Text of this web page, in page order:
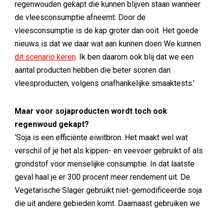
regenwouden gekapt die kunnen blijven staan wanneer
de vleesconsumptie afneemt. Door de
vleesconsumptie is de kap groter dan ooit. Het goede
nieuws is dat we daar wat aan kunnen doen We kunnen
dit scenario keren. Ik ben daarom ook blij dat we een
aantal producten hebben die beter scoren dan
vleesproducten, volgens onafhankelijke smaaktests.’
Maar voor sojaproducten wordt toch ook
regenwoud gekapt?
‘Soja is een efficiënte eiwitbron. Het maakt wel wat
verschil of je het als kippen- en veevoer gebruikt of als
grondstof voor menselijke consumptie. In dat laatste
geval haal je er 300 procent meer rendement uit. De
Vegetarische Slager gebruikt niet-gemodificeerde soja
die uit andere gebieden komt. Daarnaast gebruiken we